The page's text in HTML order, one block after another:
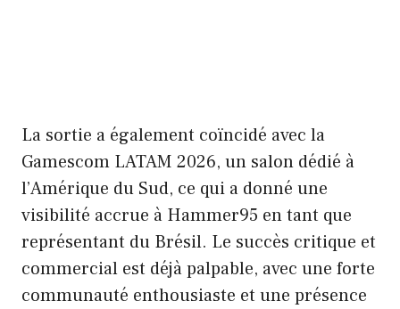
La sortie a également coïncidé avec la
Gamescom LATAM 2026, un salon dédié à
l’Amérique du Sud, ce qui a donné une
visibilité accrue à Hammer95 en tant que
représentant du Brésil. Le succès critique et
commercial est déjà palpable, avec une forte
communauté enthousiaste et une présence